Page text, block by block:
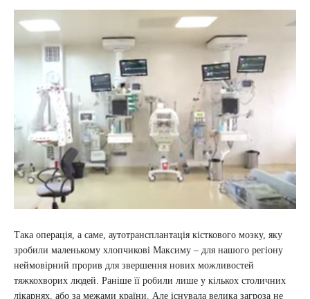
Така операція, а саме, аутотрансплантація кісткового мозку, яку
зробили маленькому хлопчикові Максиму – для нашого регіону
неймовірний прорив для звершення нових можливостей
тяжкохворих людей. Раніше її робили лише у кількох столичних
лікарнях, або за межами країни. Але існувала велика загроза не